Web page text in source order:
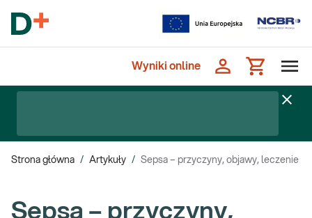
Wyniki online
Strona główna / Artykuły / Sepsa – przyczyny, objawy, leczenie
Sepsa – przyczyny,